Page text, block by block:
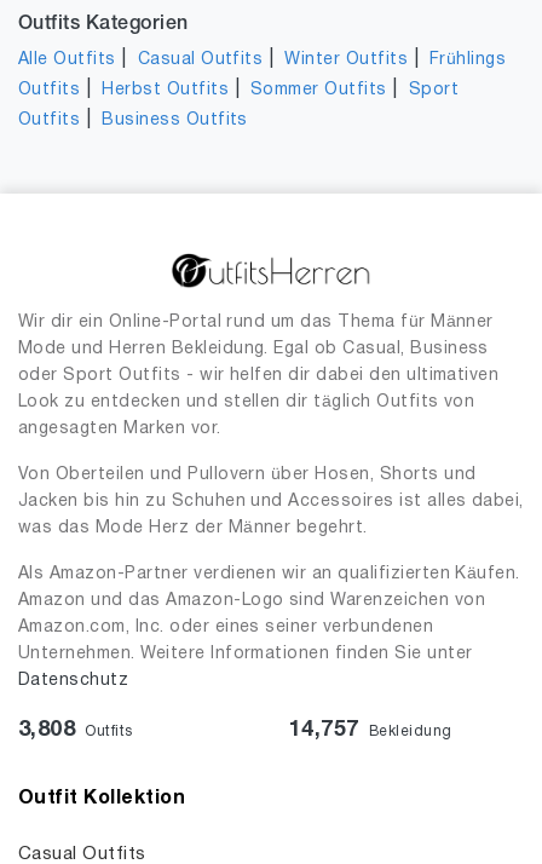
Outfits Kategorien
Alle Outfits Casual Outfits |Winter Outfits
Frühlings
Outfits
Herbst Outfits Sommer Outfits
Sport
Outfits
Business Outfits
Wir dir ein Online-Portal rund um das Thema für Männer
Mode und Herren Bekleidung. Egal ob Casual, Business
oder Sport Outfits - wir helfen dir dabei den ultimativen
Look zu entdecken und stellen dir täglich Outfits von
angesagten Marken vor.
Von Oberteilen und Pullovern über Hosen, Shorts und
Jacken bis hin zu Schuhen und Accessoires ist alles dabei,
was das Mode Herz der Männer begehrt.
Als Amazon-Partner verdienen wir an qualifizierten Käufen.
Amazon und das Amazon-Logo sind Warenzeichen von
Amazon.com, Inc. oder eines seiner verbundenen
Unternehmen. Weitere Informationen finden Sie unter
Datenschutz
3,808 Outfits 14,757 Bekleidung
Outfit Kollektion
Casual Outfits